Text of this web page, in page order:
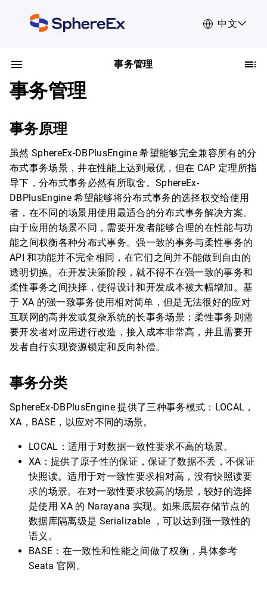
中文
事务管理
事务管理
事务原理
虽然 SphereEx-DBPlusEngine 希望能够完全兼容所有的分
布式事务场景，并在性能上达到最优，但在 CAP 定理所指
导下，分布式事务必然有所取舍。SphereEx-
DBPlusEngine 希望能够将分布式事务的选择权交给使用
者，在不同的场景用使用最适合的分布式事务解决方案。
由于应用的场景不同，需要开发者能够合理的在性能与功
能之间权衡各种分布式事务。强一致的事务与柔性事务的
API 和功能并不完全相同，在它们之间并不能做到自由的
透明切换。在开发决策阶段，就不得不在强一致的事务和
柔性事务之间抉择，使得设计和开发成本被大幅增加。基
于 XA 的强一致事务使用相对简单，但是无法很好的应对
互联网的高并发或复杂系统的长事务场景；柔性事务则需
要开发者对应用进行改造，接入成本非常高，并且需要开
发者自行实现资源锁定和反向补偿。
事务分类
SphereEx-DBPlusEngine 提供了三种事务模式：LOCAL，
XA，BASE，以应对不同的场景。
LOCAL：适用于对数据一致性要求不高的场景。
XA：提供了原子性的保证，保证了数据不丢，不保证
快照读。适用于对一致性要求相对高，没有快照读要
求的场景。在对一致性要求较高的场景，较好的选择
是使用 XA 的 Narayana 实现。如果底层存储节点的
数据库隔离级是 Serializable ，可以达到强一致性的
语义。
BASE：在一致性和性能之间做了权衡，具体参考
Seata 官网。